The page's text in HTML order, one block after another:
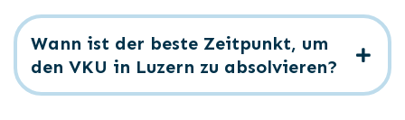
Wann ist der beste Zeitpunkt, um
den VKU in Luzern zu absolvieren?